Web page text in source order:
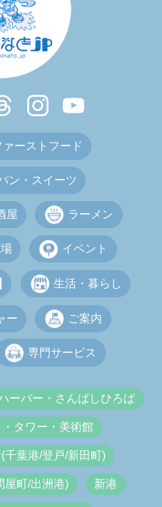
ーストフード
ン・スイーツ
屋 ラーメン
イベント
生活・暮らし
ー ご案内
専門サービス
ーバー・さんばしひろば
タワー・美術館
千葉港/登戸/新田町)
屋町/出洲港) 新港